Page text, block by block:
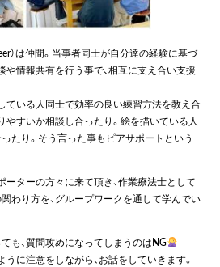
）は仲間。当事者同士が自分達の経験に基づ
や情報共有を行う事で、相互に支え合い支援
ている人同士で効率の良い練習方法を教え合
やすいか相談し合ったり。絵を描いている人
たり。そう言った事もピアサポートという
ーターの方々に来て頂き、作業療法士として
わり方を、グループワークを通して学んでい
も、質問攻めになってしまうのはNG
に注意をしながら、お話をしていきます。